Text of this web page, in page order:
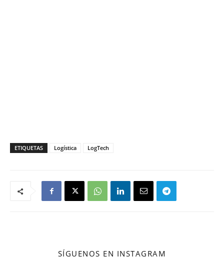
ETIQUETAS Logística LogTech
SÍGUENOS EN INSTAGRAM